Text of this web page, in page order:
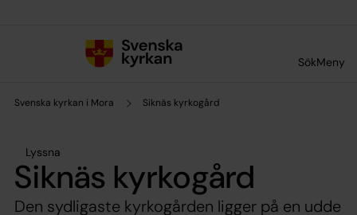
SökMeny
Svenska kyrkan i Mora Siknäs kyrkogård
Lyssna
Siknäs kyrkogård
Den sydligaste kyrkogården ligger på en udde